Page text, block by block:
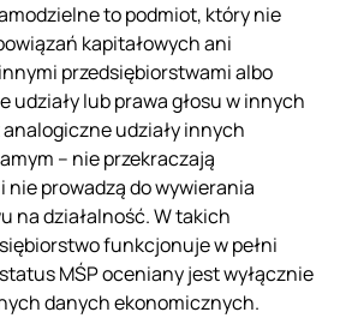
to podmiot, który nie
kapitałowych ani
przedsiębiorstwami albo
udziały lub prawa głosu w innych
udziały innych
– nie przekraczają
nie prowadzą do wywierania
na działalność. W takich
funkcjonuje w pełni
MŚP oceniany jest wyłącznie
danych ekonomicznych.